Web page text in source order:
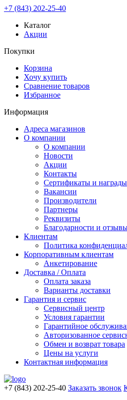
+7 (843) 202-25-40
Каталог
Акции
Покупки
Корзина
Хочу купить
Сравнение товаров
Избранное
Информация
Адреса магазинов
О компании
О компании
Новости
Акции
Контакты
Сертификаты и награды
Вакансии
Производители
Партнеры
Реквизиты
Благодарности и
Клиентам
Политика
Корпоративным клиентам
Анкетирование
Доставка / Оплата
Оплата заказа
Варианты доставки
Гарантия и сервис
Сервисный центр
Условия гарантии
Гарантийное
Авторизованное
Обмен и возврат товара
Цены на услуги
Контактная информация
+7 (843) 202-25-40 Заказать звонок